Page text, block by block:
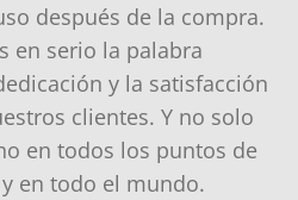
después de la compra.
en serio la palabra
y la satisfacción
clientes. Y no solo
en todos los puntos de
en todo el mundo.